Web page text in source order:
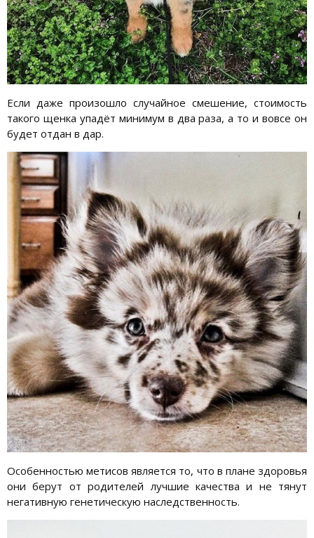
Если даже произошло случайное смешение, стоимость
такого щенка упадёт минимум в два раза, а то и вовсе он
будет отдан в дар.
Особенностью метисов является то, что в плане здоровья
они берут от родителей лучшие качества и не тянут
негативную генетическую наследственность.